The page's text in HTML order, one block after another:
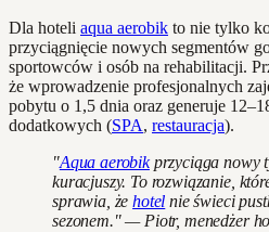
Dla hoteli aqua aerobik to nie tylko
przyciągnięcie nowych segmentów
sportowców i osób na rehabilitacji.
że wprowadzenie profesjonalnych
pobytu o 1,5 dnia oraz generuje
dodatkowych (SPA, restauracja).
"Aqua aerobikprzyciąga nowy
kuracjuszy. To rozwiązanie,
sprawia, żehotel nie świeci
sezonem." — Piotr, menedżer